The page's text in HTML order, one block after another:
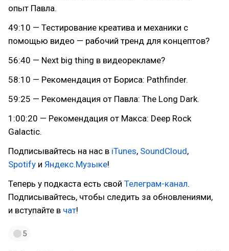
опыт Павла.
49:10 — Тестирование креатива и механики с
помощью видео — рабочий тренд для концептов?
56:40 — Next big thing в видеорекламе?
58:10 — Рекомендация от Бориса: Pathfinder.
59:25 — Рекомендация от Павла: The Long Dark.
1:00:20 — Рекомендация от Макса: Deep Rock
Galactic.
Подписывайтесь на нас в iTunes, SoundCloud,
Spotify и Яндекс.Музыке!
Теперь у подкаста есть свой Телеграм-канал.
Подписывайтесь, чтобы следить за обновлениями,
и вступайте в чат!
5